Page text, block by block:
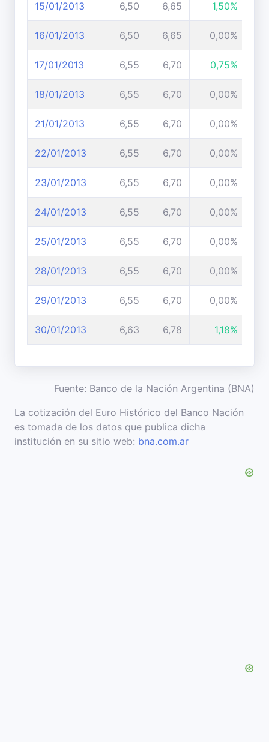
15/01/2013 6,50 6,65 1,50%
16/01/2013 6,50 6,65 0,00%
17/01/2013 6,55 6,70 0,75%
18/01/2013 6,55 6,70 0,00%
21/01/2013 6,55 6,70 0,00%
22/01/2013 6,55 6,70 0,00%
23/01/2013 6,55 6,70 0,00%
24/01/2013 6,55 6,70 0,00%
25/01/2013 6,55 6,70 0,00%
28/01/2013 6,55 6,70 0,00%
29/01/2013 6,55 6,70 0,00%
30/01/2013 6,63 6,78 1,18%
Fuente: Banco de la Nación Argentina (BNA)
La cotización del Euro Histórico del Banco Nación
es tomada de los datos que publica dicha
institución en su sitio web: bna.com.ar